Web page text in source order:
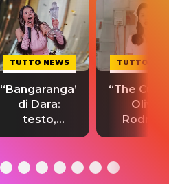
TUTTO NEWS
“Bangaranga”
di Dara:
testo,
traduzione e
del singolo
TUTTO
“The
Olivia
testo,